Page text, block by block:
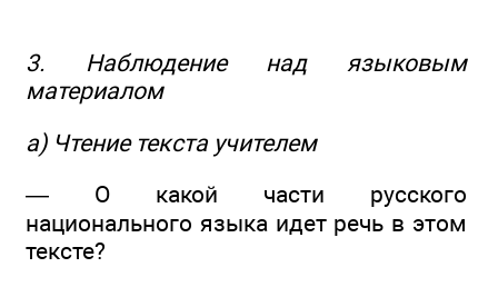
3. Наблюдение над языковым
материалом
а) Чтение текста учителем
— О какой части русского
национального языка идет речь в этом
тексте?